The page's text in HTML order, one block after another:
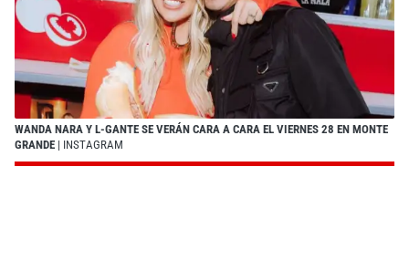
WANDA NARA Y L-GANTE SE VERÁN CARA A CARA EL VIERNES 28 EN MONTE
GRANDE | INSTAGRAM